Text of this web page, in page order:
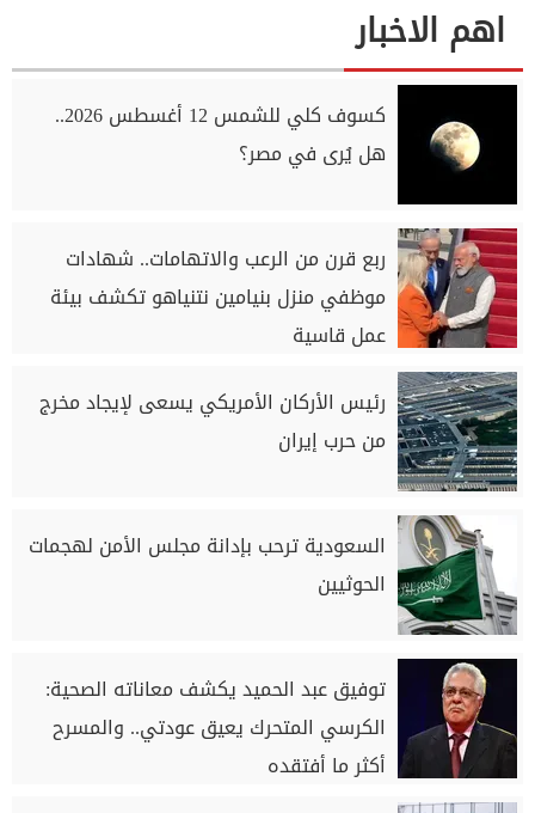
اهم الاخبار
كسوف كلي للشمس 12 أغسطس 2026..
هل يُرى في مصر؟
ربع قرن من الرعب والاتهامات.. شهادات
موظفي منزل بنيامين نتنياهو تكشف بيئة
عمل قاسية
رئيس الأركان الأمريكي يسعى لإيجاد مخرج
من حرب إيران
السعودية ترحب بإدانة مجلس الأمن لهجمات
الحوثيين
توفيق عبد الحميد يكشف معاناته الصحية:
الكرسي المتحرك يعيق عودتي.. والمسرح
أكثر ما أفتقده